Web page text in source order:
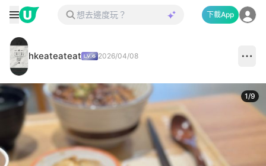
下載App
hkeateateat 2026/04/08
1/9